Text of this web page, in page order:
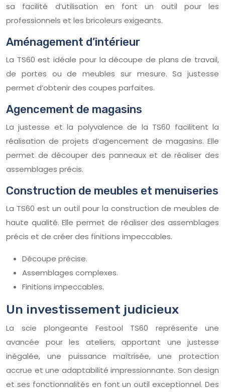
sa facilité d’utilisation en font un outil pour les
professionnels et les bricoleurs exigeants.
Aménagement d’intérieur
La TS60 est idéale pour la découpe de plans de travail,
de portes ou de meubles sur mesure. Sa justesse
permet d’obtenir des coupes parfaites.
Agencement de magasins
La justesse et la polyvalence de la TS60 facilitent la
réalisation de projets d’agencement de magasins. Elle
permet de découper des panneaux et de réaliser des
assemblages précis.
Construction de meubles et menuiseries
La TS60 est un outil pour la construction de meubles de
haute qualité. Elle permet de réaliser des assemblages
précis et de créer des finitions impeccables.
Découpe précise.
Assemblages complexes.
Finitions impeccables.
Un investissement judicieux
La scie plongeante Festool TS60 représente une
avancée pour les ateliers, apportant une justesse
inégalée, une puissance maîtrisée, une protection
accrue et une adaptabilité impressionnante. Son design
et ses fonctionnalités en font un outil exceptionnel. Des